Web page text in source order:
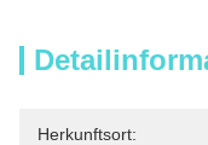
Herkunftsort: